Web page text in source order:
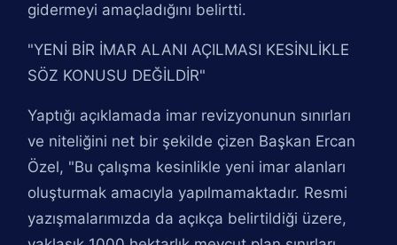
gidermeyi amaçladığını belirtti.
"YENİ BİR İMAR ALANI AÇILMASI KESİNLİKLE
SÖZ KONUSU DEĞİLDİR"
Yaptığı açıklamada imar revizyonunun sınırları
ve niteliğini net bir şekilde çizen Başkan Ercan
Özel, "Bu çalışma kesinlikle yeni imar alanları
oluşturmak amacıyla yapılmamaktadır. Resmi
yazışmalarımızda da açıkça belirtildiği üzere,